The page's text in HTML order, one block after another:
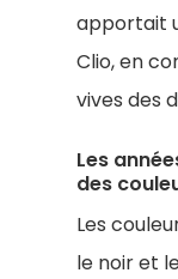
apportait
Clio, en
vives des
Les
des
Les
le noir et